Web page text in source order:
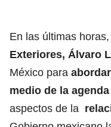
En las últimas horas,
Exteriores, Álvaro
México para
medio de la agenda
aspectos de la